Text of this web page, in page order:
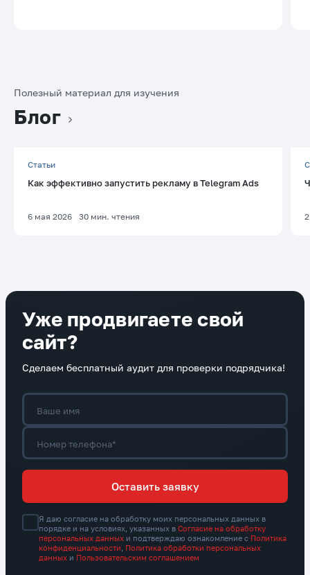
Полезный материал для изучения
Блог
Статьи
Как эффективно запустить рекламу в Telegram Ads
6 мая 2026 30 мин. чтения
Уже продвигаете свой
сайт?
Сделаем бесплатный аудит для проверки подрядчика!
Ваше имя
Номер телефона*
Оставить заявку
Я даю согласие на обработку моих персональных данных в
порядке и на условиях, указанных в Согласие на обработку
персональных данных и подтверждаю ознакомление с Политика
конфиденциальности
Политика обработки персональных
данных и Пользовательским соглашением